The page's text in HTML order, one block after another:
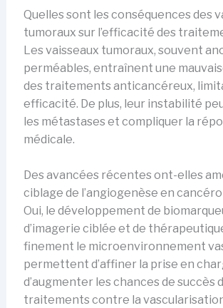
Quelles sont les conséquences des
tumoraux sur l’efficacité des
Les vaisseaux tumoraux, souvent
perméables, entraînent une
des traitements anticancéreux,
efficacité. De plus, leur instabilité
les métastases et compliquer la
médicale.
Des avancées récentes ont-elles
ciblage de l’angiogenèse en
Oui, le développement de
d’imagerie ciblée et de
finement le microenvironnement
permettent d’affiner la prise en
d’augmenter les chances de succès
traitements contre la